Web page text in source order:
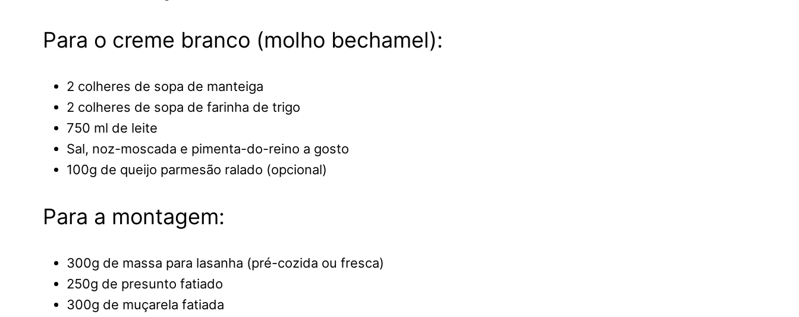
Para o creme branco (molho bechamel):
2 colheres de sopa de manteiga
2 colheres de sopa de farinha de trigo
750 ml de leite
Sal, noz-moscada e pimenta-do-reino a gosto
100g de queijo parmesão ralado (opcional)
Para a montagem:
300g de massa para lasanha (pré-cozida ou fresca)
250g de presunto fatiado
300g de muçarela fatiada